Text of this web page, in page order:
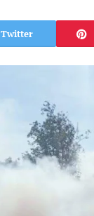
Twitter